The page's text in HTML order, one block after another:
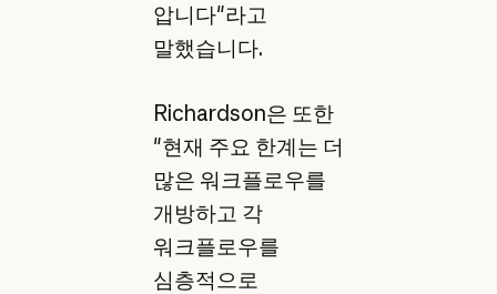
압니다"라고
말했습니다.
Richardson은 또한
"현재 주요 한계는 더
많은 워크플로우를
개방하고 각
워크플로우를
심층적으로